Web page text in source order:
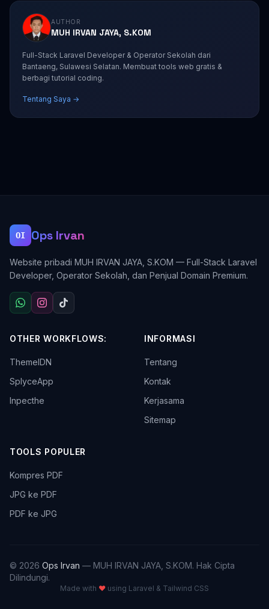
AUTHOR
MUH IRVAN JAYA, S.KOM
Full-Stack Laravel Developer & Operator Sekolah dari
Bantaeng, Sulawesi Selatan. Membuat tools web gratis &
berbagi tutorial coding.
Tentang Saya →
OI Ops Irvan
Website pribadi MUH IRVAN JAYA, S.KOM — Full-Stack Laravel
Developer, Operator Sekolah, dan Penjual Domain Premium.
OTHER WORKFLOWS:
ThemeIDN
SplyceApp
Inpecthe
INFORMASI
Tentang
Kontak
Kerjasama
Sitemap
TOOLS POPULER
Kompres PDF
JPG ke PDF
PDF ke JPG
© 2026 Ops Irvan — MUH IRVAN JAYA, S.KOM. Hak Cipta
Dilindungi.
Made with ♥ using Laravel & Tailwind CSS